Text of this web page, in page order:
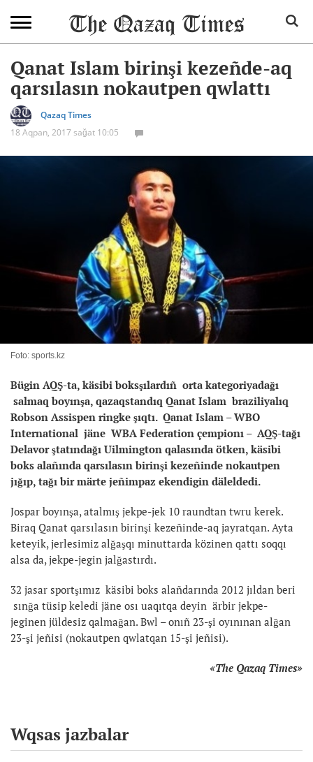
Qanat Islam birinşi kezeñde-aq
qarsılasın nokautpen qwlattı
Qazaq Times
18 Aqpan, 2017 sağat 10:05
Foto: sports.kz
Bügin AQŞ-ta, käsibi boksşılardıñ orta kategoriyadağı
salmaq boyınşa, qazaqstandıq Qanat Islam braziliyalıq
Robson Assispen ringke şıqtı. Qanat Islam – WBO
International jäne WBA Federation çempionı – AQŞ-tağı
Delavor ştatındağı Uilmington qalasında ötken, käsibi
boks alañında qarsılasın birinşi kezeñinde nokautpen
jığıp, tağı bir märte jeñimpaz ekendigin däleldedi.
Jospar boyınşa, atalmış jekpe-jek 10 raundtan twru kerek.
Biraq Qanat qarsılasın birinşi kezeñinde-aq jayratqan. Ayta
keteyik, jerlesimiz alğaşqı minuttarda közinen qattı soqqı
alsa da, jekpe-jegin jalğastırdı.
32 jasar sportşımız käsibi boks alañdarında 2012 jıldan beri
sınğa tüsip keledi jäne osı uaqıtqa deyin ärbir jekpe-
jeginen jüldesiz qalmağan. Bwl – onıñ 23-şi oyınınan alğan
23-şi jeñisi (nokautpen qwlatqan 15-şi jeñisi).
«The Qazaq Times»
Wqsas jazbalar